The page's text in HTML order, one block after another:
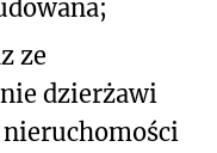
ze
dzierżawi